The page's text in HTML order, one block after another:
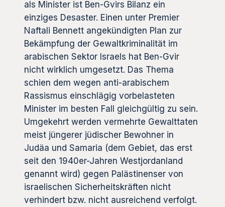
als Minister ist Ben-Gvirs Bilanz ein
einziges Desaster. Einen unter Premier
Naftali Bennett angekündigten Plan zur
Bekämpfung der Gewaltkriminalität im
arabischen Sektor Israels hat Ben-Gvir
nicht wirklich umgesetzt. Das Thema
schien dem wegen anti-arabischem
Rassismus einschlägig vorbelasteten
Minister im besten Fall gleichgültig zu sein.
Umgekehrt werden vermehrte Gewalttaten
meist jüngerer jüdischer Bewohner in
Judäa und Samaria (dem Gebiet, das erst
seit den 1940er-Jahren Westjordanland
genannt wird) gegen Palästinenser von
israelischen Sicherheitskräften nicht
verhindert bzw. nicht ausreichend verfolgt.